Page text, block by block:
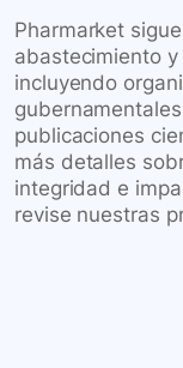
Pharmarket
abastecimiento
incluyendo
publicaciones
más detalles
integridad e
revise nuestras